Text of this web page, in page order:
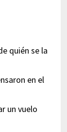
quién se la
en el
un vuelo